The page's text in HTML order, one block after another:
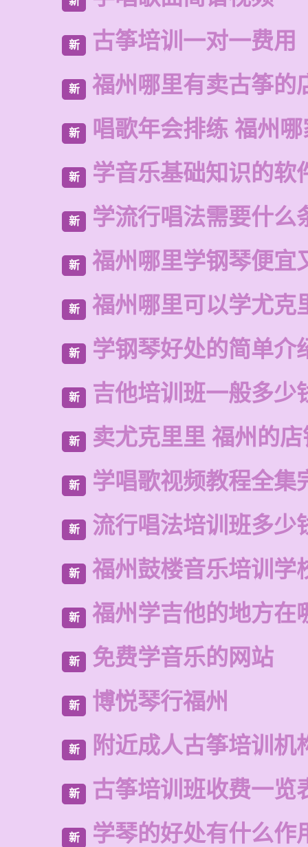
新 古筝培训一对一费用
新 福州哪里有卖古筝的
新 唱歌年会排练 福州
新 学音乐基础知识的软
新 学流行唱法需要什么
新 福州哪里学钢琴便宜
新 福州哪里可以学尤克
新 学钢琴好处的简单介
新 吉他培训班一般多少
新 卖尤克里里 福州的
新 学唱歌视频教程全集
新 流行唱法培训班多少
新 福州鼓楼音乐培训学
新 福州学吉他的地方在
新 免费学音乐的网站
新 博悦琴行福州
新 附近成人古筝培训机
新 古筝培训班收费一览
新 学琴的好处有什么作